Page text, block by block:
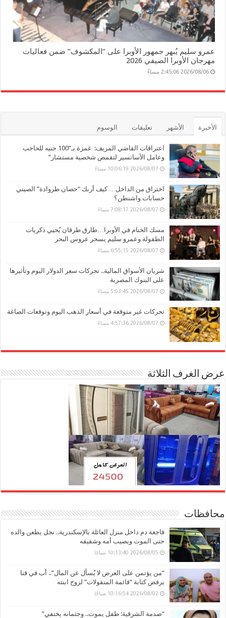
عمرو سليم يُبهر جمهور الأوبرا على “المكشوف” ضمن فعاليات
مهرجان الأوبرا الصيفي 2026
2026/08/06 2:45:06 مساءً
الأخيرة الأشهر تعليقات الوسوم
اعترافات القاضي المزيف: غمزة بـ”100 جنيه للحاجب
وعامل الأسانسير لتقمص شخصية مستشار”
2026/08/07 10:06:19 مساءً
اختراق من الداخل… كيف أربك “حصان طروادة” الصيني
حسابات واشنطن؟
2026/08/07 7:08:17 مساءً
مسك الختام في الأوبرا…طارق طرقان يُحيي ذكريات
الطفولة وعمرو سليم يسحر عروس البحر
2026/08/07 6:55:15 مساءً
شريان الأسواق المالية.. تحركات سعر الدولار اليوم وتأثيرها
على البنوك المصرية
2026/08/07 5:03:45 مساءً
تحركات غير متوقعة في أسعار الذهب اليوم وتوقعات الصاغة
2026/08/07 4:57:36 مساءً
عرض الغرف الثلاثة
محافظات
فاجعة دم داخل منزل العائلة بالإسكندرية.. نجل يطعن والده
حتى الموت ويصيب أمه وشقيقه
2026/08/05 10:13:40 صباحًا
“من يؤتمن على العرض لا يُسأل عن المال”.. أب في قنا
يرفض كتابة “قائمة المنقولات” لزوج ابنته
2026/08/02 10:16:54 صباحًا
“صدمة الشرقية: طفل يموت.. وجثمانه يختفي”